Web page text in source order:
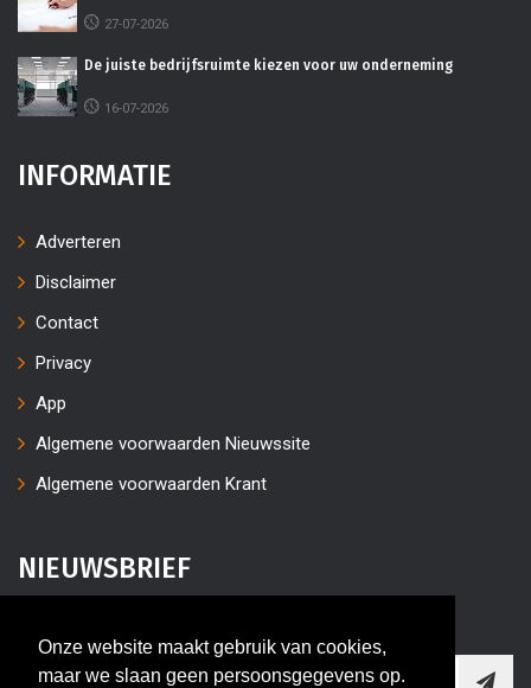
Onze website maakt gebruik van cookies,
maar we slaan geen persoonsgegevens op.
27-07-2026
De juiste bedrijfsruimte kiezen voor uw onderneming
16-07-2026
INFORMATIE
Adverteren
Disclaimer
Contact
Privacy
App
Algemene voorwaarden Nieuwssite
Algemene voorwaarden Krant
NIEUWSBRIEF